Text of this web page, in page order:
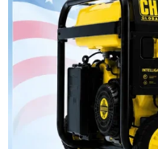
دارد.
اگزوز موتور از طریق
دیگر وارد یک محیط
در فضای باز، دور از
شوند که اگزوز موتور